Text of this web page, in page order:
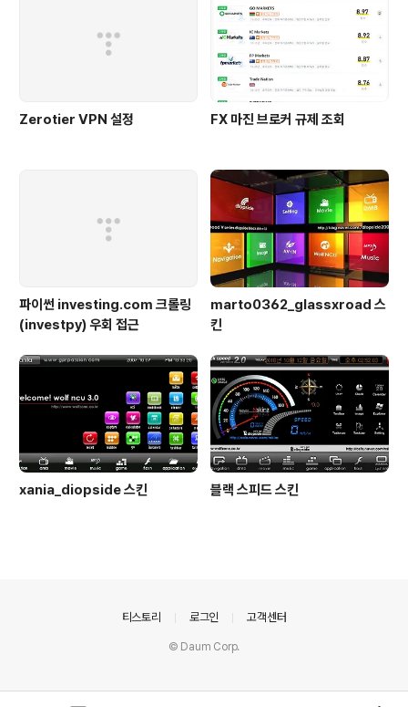
Zerotier VPN 설정 FX 마진 브로커 규제 조회
파이썬 investing.com 크롤링
(investpy) 우회 접근
marto0362_glassxroad 스
킨
xania_diopside 스킨 블랙 스피드 스킨
티스토리 로그인 고객센터
© Daum Corp.